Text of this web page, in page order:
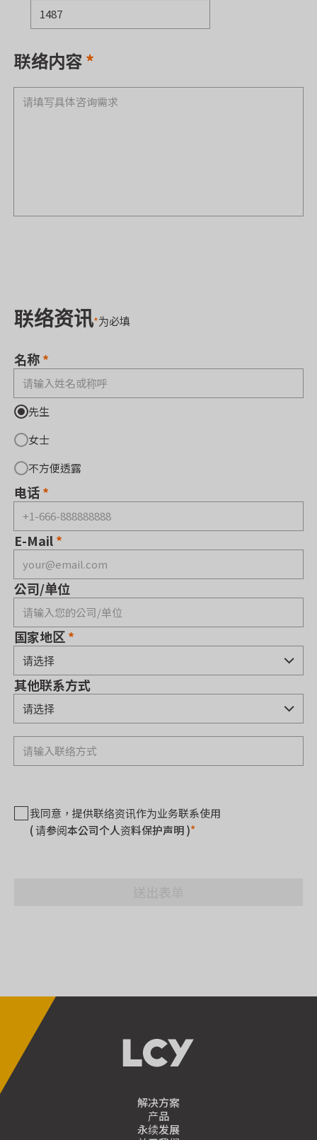
联络内容*
联络资讯*为必填
名称
先生
女士
不方便透露
电话
E-Mail
公司/单位
国家地区
其他联系方式
我同意，提供联络资讯作为业务联系使用
( 请参阅本公司个人资料保护声明 )*
解决方案
产品
永续发展